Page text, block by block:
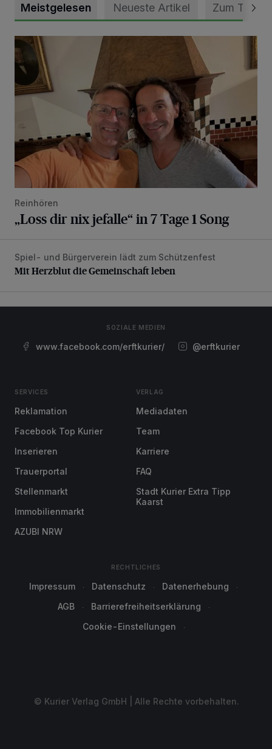
Meistgelesen Neueste Artikel Zum Thema
„Loss dir nix jefalle“ in 7 Tage 1 Song
Reinhören
„Loss dir nix jefalle“ in 7 Tage 1 Song
Mit Herzblut die Gemeinschaft leben
Spiel- und Bürgerverein lädt zum Schützenfest
Mit Herzblut die Gemeinschaft leben
SOZIALE MEDIEN
www.facebook.com/erftkurier/ @erftkurier
SERVICES
Reklamation
Facebook Top Kurier
Inserieren
Trauerportal
Stellenmarkt
Immobilienmarkt
AZUBI NRW
VERLAG
Mediadaten
Team
Karriere
FAQ
Stadt Kurier Extra Tipp
Kaarst
RECHTLICHES
Impressum Datenschutz
Datenerhebung
AGB
Barrierefreiheitserklärung
Cookie-Einstellungen
© Kurier Verlag GmbH | Alle Rechte vorbehalten.